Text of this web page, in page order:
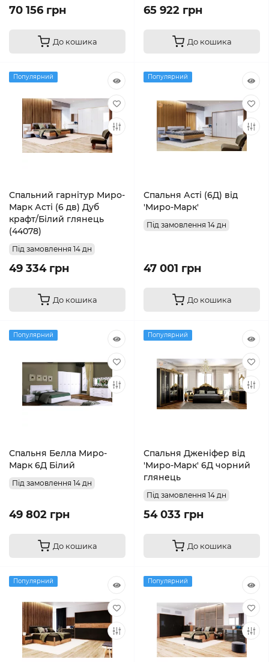
70 156 грн
До кошика
65 922 грн
До кошика
Популярний
Спальний гарнітур Миро-
Марк Асті (6 дв) Дуб
крафт/Білий глянець
(44078)
Під замовлення 14 дн
49 334 грн
До кошика
Популярний
Спальня Асті (6Д) від
'Миро-Марк'
Під замовлення 14 дн
47 001 грн
До кошика
Популярний
Спальня Белла Миро-
Марк 6Д Білий
Під замовлення 14 дн
49 802 грн
До кошика
Популярний
Спальня Дженіфер від
'Миро-Марк' 6Д чорний
глянець
Під замовлення 14 дн
54 033 грн
До кошика
Популярний Популярний